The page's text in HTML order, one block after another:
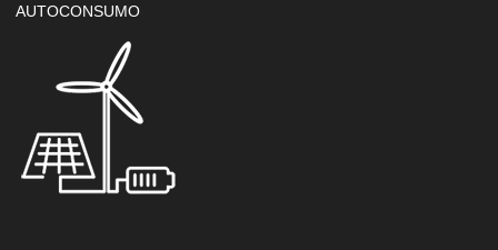
AUTOCONSUMO